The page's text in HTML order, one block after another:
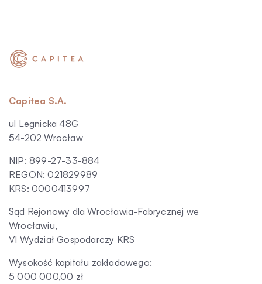
Capitea S.A.
ul Legnicka 48G
54-202 Wrocław
NIP: 899-27-33-884
REGON: 021829989
KRS: 0000413997
Sąd Rejonowy dla Wrocławia-Fabrycznej we
Wrocławiu,
VI Wydział Gospodarczy KRS
Wysokość kapitału zakładowego:
5 000 000,00 zł